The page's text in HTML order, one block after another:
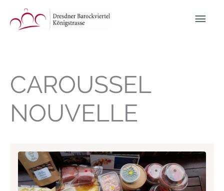
Inhalt
springen
CAROUSSEL
NOUVELLE